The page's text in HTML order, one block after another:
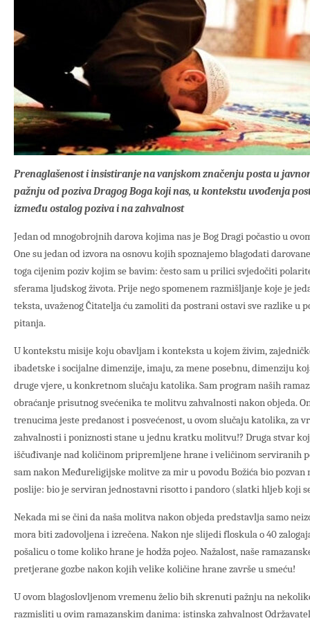
Prenaglašenost i insistiranje na vanjskom značenju posta u
pažnju od poziva Dragog Boga koji nas, u kontekstu uvođenja
između ostalog poziva i na zahvalnost
Jedan od mnogobrojnih darova kojima nas je Bog Dragi počastio u
One su jedan od izvora na osnovu kojih spoznajemo blagodati
toga cijenim poziv kojim se bavim: često sam u prilici svjedočiti
sferama ljudskog života. Prije nego spomenem razmišljanje koje je
teksta, uvaženog Čitatelja ću zamoliti da postrani ostavi sve razlike u
pitanja.
U kontekstu misije koju obavljam i konteksta u kojem živim,
ibadetske i socijalne dimenzije, imaju, za mene posebnu, dimenziju
druge vjere, u konkretnom slučaju katolika. Sam program naših
obraćanje prisutnog svećenika te molitvu zahvalnosti nakon objeda.
trenucima jeste predanost i posvećenost, u ovom slučaju katolika, za
zahvalnosti i poniznosti stane u jednu kratku molitvu!? Druga stvar
iščuđivanje nad količinom pripremljene hrane i veličinom serviranih
sam nakon Međureligijske molitve za mir u povodu Božića bio pozvan
poslije: bio je serviran jednostavni risotto i pandoro (slatki hljeb koji
Nekada mi se čini da naša molitva nakon objeda predstavlja samo
mora biti zadovoljena i izrečena. Nakon nje slijedi floskula o 40
pošalicu o tome koliko hrane je hodža pojeo. Nažalost, naše
pretjerane gozbe nakon kojih velike količine hrane završe u smeću!
U ovom blagoslovljenom vremenu želio bih skrenuti pažnju na
razmisliti u ovim ramazanskim danima: istinska zahvalnost